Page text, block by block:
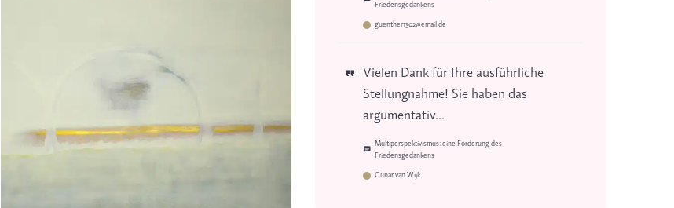
Friedensgedankens
guenther1302@email.de
Vielen Dank für Ihre ausführliche
Stellungnahme! Sie haben das
argumentativ...
Multiperspektivismus: eine Forderung des
Friedensgedankens
Gunar van Wijk